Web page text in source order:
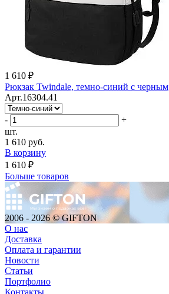
1 610 ₽
Рюкзак Twindale, темно-синий с черным
Арт.16304.41
-
+
шт.
1 610 руб.
В корзину
1 610 ₽
Больше товаров
2006 - 2026 © GIFTON
О нас
Доставка
Оплата и гарантии
Новости
Статьи
Портфолио
Контакты